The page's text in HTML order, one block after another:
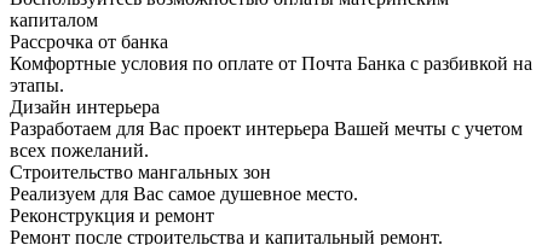
капиталом
Рассрочка от банка
Комфортные условия по оплате от Почта Банка с разбивкой на
этапы.
Дизайн интерьера
Разработаем для Вас проект интерьера Вашей мечты с учетом
всех пожеланий.
Строительство мангальных зон
Реализуем для Вас самое душевное место.
Реконструкция и ремонт
Ремонт после строительства и капитальный ремонт.